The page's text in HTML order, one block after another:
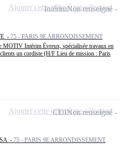
- 75 - PARIS 9E ARRONDISSEMENT
MOTIV Intérim Évreux, spécialisée travaux en
un cordiste (H/F Lieu de mission : Paris
IntérimNon renseigné
Ajouter cette offre à ma sélection
- 75 - PARIS 9E ARRONDISSEMENT
CDINon renseigné
Ajouter cette offre à ma sélection